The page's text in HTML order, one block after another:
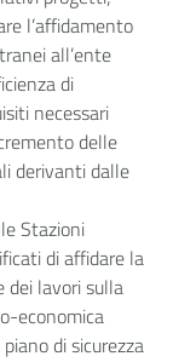
l’affidamento
all’ente
di
necessari
delle
derivanti dalle
Stazioni
di affidare la
dei lavori sulla
economica
di sicurezza